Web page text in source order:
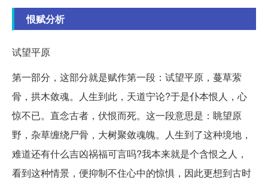
恨赋分析
试望平原
第一部分，这部分就是赋作第一段：试望平原，蔓草萦
骨，拱木敛魂。人生到此，天道宁论?于是仆本恨人，心
惊不已。直念古者，伏恨而死。这一段意思是：眺望原
野，杂草缠绕尸骨，大树聚敛魂魄。人生到了这种境地，
难道还有什么吉凶祸福可言吗?我本来就是个含恨之人，
看到这种情景，便抑制不住心中的惊惧，因此更想到古时